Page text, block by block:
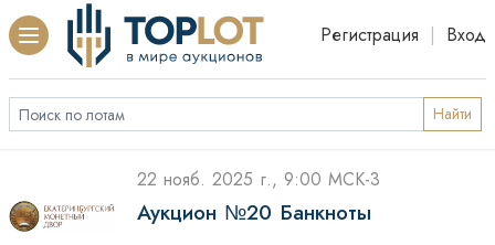
Регистрация | Вход
Найти
22 нояб. 2025 г., 9:00 МСК-3
Аукцион №20 Банкноты